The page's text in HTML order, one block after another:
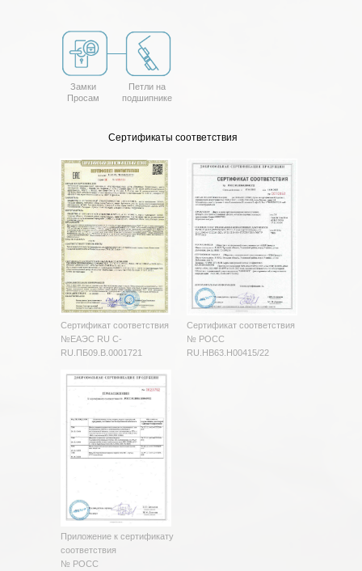
Замки
Просам
Петли на
подшипнике
Сертификаты соответствия
Сертификат соответствия
№ЕАЭС RU C-
RU.ПБ09.В.0001721
Сертификат соответствия
№ РОСС
RU.HB63.H00415/22
Приложение к сертификату
соответствия
№ РОСС